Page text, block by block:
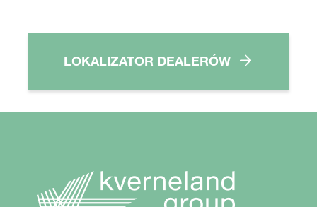
LOKALIZATOR DEALERÓW